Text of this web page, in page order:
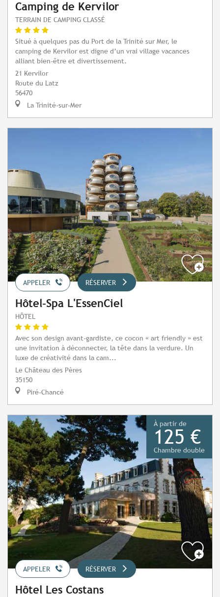
Camping de Kervilor
TERRAIN DE CAMPING CLASSÉ
Situé à quelques pas du Port de la Trinité sur Mer, le
camping de Kervilor est digne d’un vrai village vacances
alliant bien-être et divertissement.
21 Kervilor
Route du Latz
56470
La Trinité-sur-Mer
APPELER RÉSERVER
Hôtel-Spa L'EssenCiel
HÔTEL
Avec son design avant-gardiste, ce cocon « art friendly » est
une invitation à déconnecter, la tête dans la verdure. Un
luxe de créativité dans la cam...
Le Château des Pères
35150
Piré-Chancé
À partir de
125 €
Chambre double
APPELER RÉSERVER
Hôtel Les Costans